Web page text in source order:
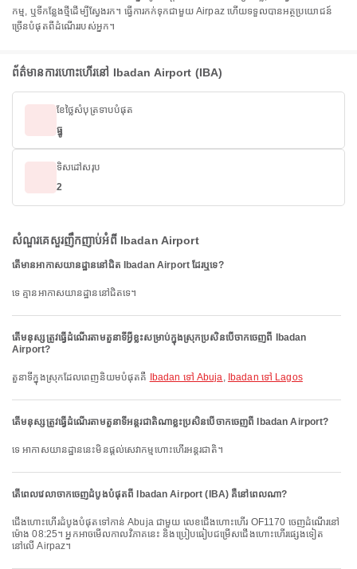
កម្ម, ឬទីកន្លែងថ្មីដើម្បីស្វែងរក។ ធ្វើការកក់ទុកជាមួយ Airpaz ហើយទទួលបានអត្ថប្រយោជន៍
ច្រើនបំផុតពីដំណើររបស់អ្នក។
ព័ត៌មានការហោះហើរ​នៅ Ibadan Airport (IBA)
ខែថ្លៃសំបុត្រទាបបំផុត
ធ្នូ
ទិសដៅសរុប
2
សំណួរគេសួរញឹកញាប់អំពី Ibadan Airport
តើមានអាកាសយានដ្ឋាននៅជិត Ibadan Airport ដែរឬទេ?
ទេ គ្មានអាកាសយានដ្ឋាននៅជិតទេ។
តើមនុស្សត្រូវធ្វើដំណើរតាមតួនាទីអ្វីខ្លះសម្រាប់ក្នុងស្រុកប្រសិនបើចាកចេញពី Ibadan
Airport?
តួនាទីក្នុងស្រុកដែលពេញនិយមបំផុតគឺ Ibadan ទៅ Abuja, Ibadan ទៅ Lagos
តើមនុស្សត្រូវធ្វើដំណើរតាមតួនាទីអន្តរជាតិណាខ្លះប្រសិនបើចាកចេញពី Ibadan Airport?
ទេ អាកាសយានដ្ឋាននេះមិនផ្តល់សេវាកម្មហោះហើរអន្តរជាតិ។
តើពេលវេលាចាកចេញដំបូងបំផុតពី Ibadan Airport (IBA) គឺនៅពេលណា?
ជើងហោះហើរដំបូងបំផុតទៅកាន់ Abuja ជាមួយ លេខជើងហោះហើរ OF1170 ចេញដំណើរនៅ
ម៉ោង 08:25។ អ្នកអាចមើលកាលវិភាគនេះ និងប្រៀបធៀបជម្រើសជើងហោះហើរផ្សេងទៀត
នៅលើ Airpaz។